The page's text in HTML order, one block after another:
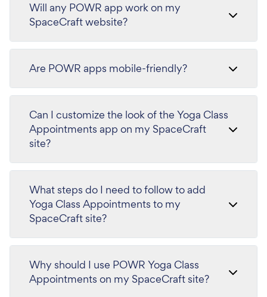
Will any POWR app work on my
SpaceCraft website?
Are POWR apps mobile-friendly?
Can I customize the look of the Yoga Class
Appointments app on my SpaceCraft
site?
What steps do I need to follow to add
Yoga Class Appointments to my
SpaceCraft site?
Why should I use POWR Yoga Class
Appointments on my SpaceCraft site?